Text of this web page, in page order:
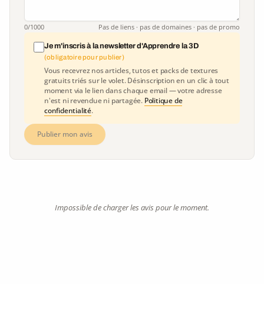
0/1000 Pas de liens · pas de domaines · pas de promo
Je m'inscris à la newsletter d'Apprendre la 3D
(obligatoire pour publier)
Vous recevrez nos articles, tutos et packs de textures
gratuits triés sur le volet. Désinscription en un clic à tout
moment via le lien dans chaque email — votre adresse
n'est ni revendue ni partagée. Politique de
confidentialité.
Publier mon avis
Impossible de charger les avis pour le moment.